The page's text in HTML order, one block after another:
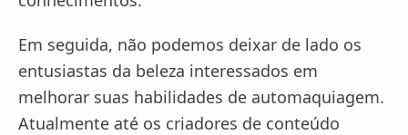
Em seguida, não podemos deixar de lado os
entusiastas da beleza interessados em
melhorar suas habilidades de automaquiagem.
Atualmente até os criadores de conteúdo